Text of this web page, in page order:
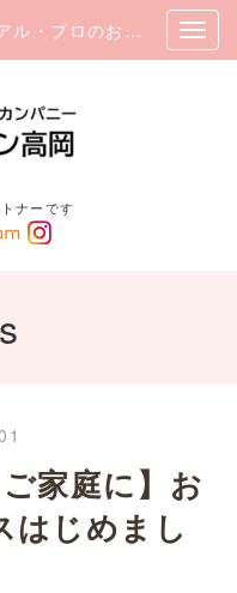
富山のリフォーム・店舗リニューアル・プロのお掃除｜ダスキン高岡
ナーです
家庭に】お
はじめまし